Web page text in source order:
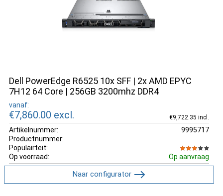
Dell PowerEdge R6525 10x SFF | 2x AMD EPYC
7H12 64 Core | 256GB 3200mhz DDR4
vanaf:
€7,860.00 excl. €9,722.35 incl.
Artikelnummer:
9995717
Productnummer:
Populairteit:
Op voorraad:
Op aanvraag
Naar configurator